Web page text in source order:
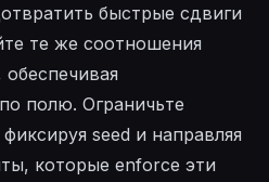
быстрые сдвиги
те же соотношения
полю. Ограничьте
seed и направляя
которые enforce эти